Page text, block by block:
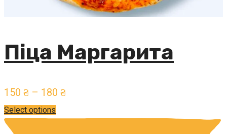
Піца Маргарита
150 ₴ – 180 ₴
Select options